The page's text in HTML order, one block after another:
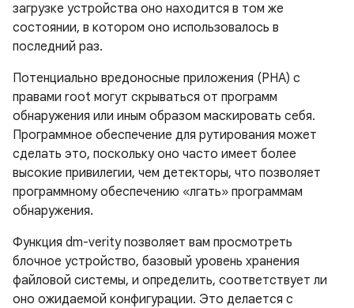
загрузке устройства оно находится в том же
состоянии, в котором оно использовалось в
последний раз.
Потенциально вредоносные приложения (PHA) с
правами root могут скрываться от программ
обнаружения или иным образом маскировать себя.
Программное обеспечение для рутирования может
сделать это, поскольку оно часто имеет более
высокие привилегии, чем детекторы, что позволяет
программному обеспечению «лгать» программам
обнаружения.
Функция dm-verity позволяет вам просмотреть
блочное устройство, базовый уровень хранения
файловой системы, и определить, соответствует ли
оно ожидаемой конфигурации. Это делается с